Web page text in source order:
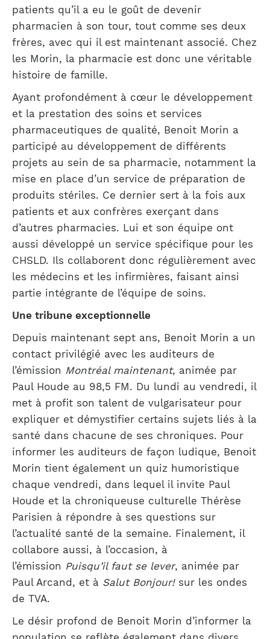
patients qu’il a eu le goût de devenir
pharmacien à son tour, tout comme ses deux
frères, avec qui il est maintenant associé. Chez
les Morin, la pharmacie est donc une véritable
histoire de famille.
Ayant profondément à cœur le développement
et la prestation des soins et services
pharmaceutiques de qualité, Benoit Morin a
participé au développement de différents
projets au sein de sa pharmacie, notamment la
mise en place d’un service de préparation de
produits stériles. Ce dernier sert à la fois aux
patients et aux confrères exerçant dans
d’autres pharmacies. Lui et son équipe ont
aussi développé un service spécifique pour les
CHSLD. Ils collaborent donc régulièrement avec
les médecins et les infirmières, faisant ainsi
partie intégrante de l’équipe de soins.
Une tribune exceptionnelle
Depuis maintenant sept ans, Benoit Morin a un
contact privilégié avec les auditeurs de
l’émission Montréal maintenant, animée par
Paul Houde au 98,5 FM. Du lundi au vendredi, il
met à profit son talent de vulgarisateur pour
expliquer et démystifier certains sujets liés à la
santé dans chacune de ses chroniques. Pour
informer les auditeurs de façon ludique, Benoit
Morin tient également un quiz humoristique
chaque vendredi, dans lequel il invite Paul
Houde et la chroniqueuse culturelle Thérèse
Parisien à répondre à ses questions sur
l’actualité santé de la semaine. Finalement, il
collabore aussi, à l’occasion, à
l’émission Puisqu’il faut se lever, animée par
Paul Arcand, et à Salut Bonjour! sur les ondes
de TVA.
Le désir profond de Benoit Morin d’informer la